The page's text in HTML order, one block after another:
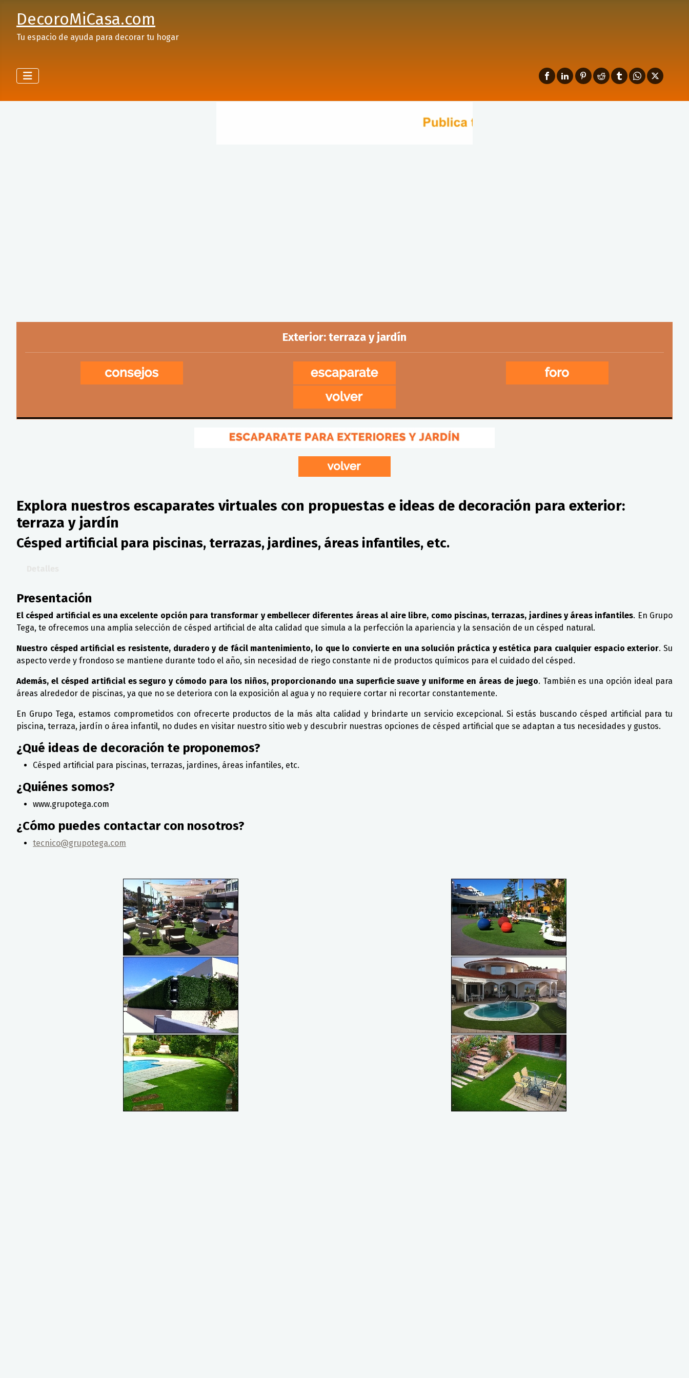
DecoroMiCasa.com
Tu espacio de ayuda para decorar tu hogar
Exterior: terraza y jardín
Explora nuestros escaparates virtuales con propuestas e ideas de decoración para exterior:
terraza y jardín
Césped artificial para piscinas, terrazas, jardines, áreas infantiles, etc.
Presentación
El césped artificial es una excelente opción para transformar y embellecer diferentes áreas al aire libre, como piscinas, terrazas, jardines y áreas infantiles. En Grupo
Tega, te ofrecemos una amplia selección de césped artificial de alta calidad que simula a la perfección la apariencia y la sensación de un césped natural.
Nuestro césped artificial es resistente, duradero y de fácil mantenimiento, lo que lo convierte en una solución práctica y estética para cualquier espacio exterior. Su
aspecto verde y frondoso se mantiene durante todo el año, sin necesidad de riego constante ni de productos químicos para el cuidado del césped.
Además, el césped artificial es seguro y cómodo para los niños, proporcionando una superficie suave y uniforme en áreas de juego. También es una opción ideal para
áreas alrededor de piscinas, ya que no se deteriora con la exposición al agua y no requiere cortar ni recortar constantemente.
En Grupo Tega, estamos comprometidos con ofrecerte productos de la más alta calidad y brindarte un servicio excepcional. Si estás buscando césped artificial para tu
piscina, terraza, jardín o área infantil, no dudes en visitar nuestro sitio web y descubrir nuestras opciones de césped artificial que se adaptan a tus necesidades y gustos.
¿Qué ideas de decoración te proponemos?
Césped artificial para piscinas, terrazas, jardines, áreas infantiles, etc.
¿Quiénes somos?
www.grupotega.com
¿Cómo puedes contactar con nosotros?
tecnico@grupotega.com